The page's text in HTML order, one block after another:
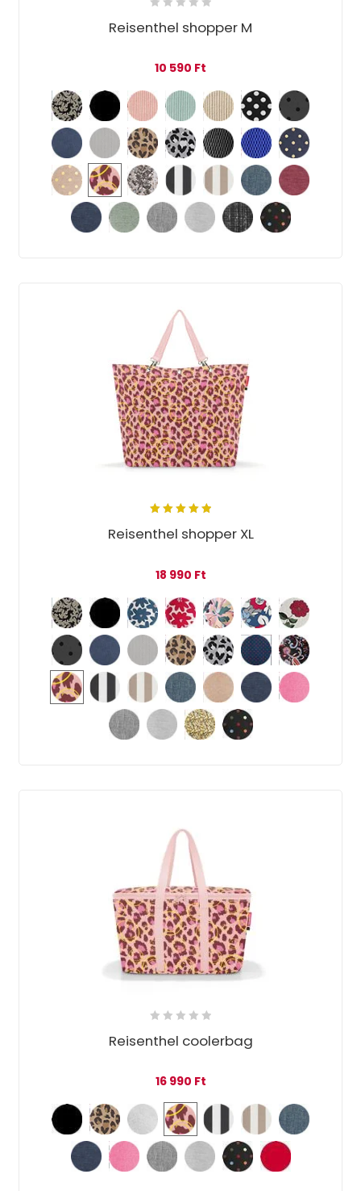
Reisenthel shopper M
10 590 Ft
5.00
out
of 5
Reisenthel shopper XL
18 990 Ft
Reisenthel coolerbag
16 990 Ft